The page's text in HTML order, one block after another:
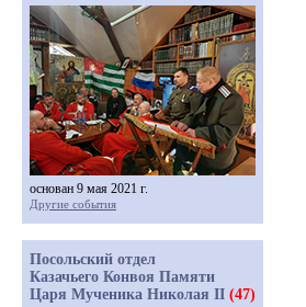
основан 9 мая 2021 г.
Другие события
Посольский отдел
Казачьего Конвоя Памяти
Царя Мученика Николая II (47)